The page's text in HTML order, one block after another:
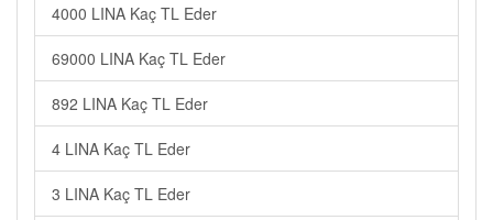
4000 LINA Kaç TL Eder
69000 LINA Kaç TL Eder
892 LINA Kaç TL Eder
4 LINA Kaç TL Eder
3 LINA Kaç TL Eder